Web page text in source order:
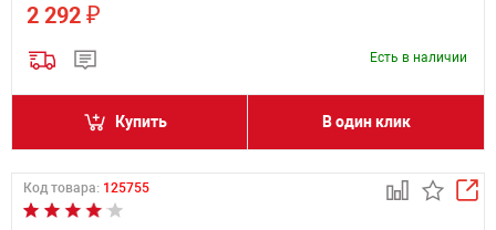
2 292 ₽
Есть в наличии
Купить В один клик
Код товара: 125755